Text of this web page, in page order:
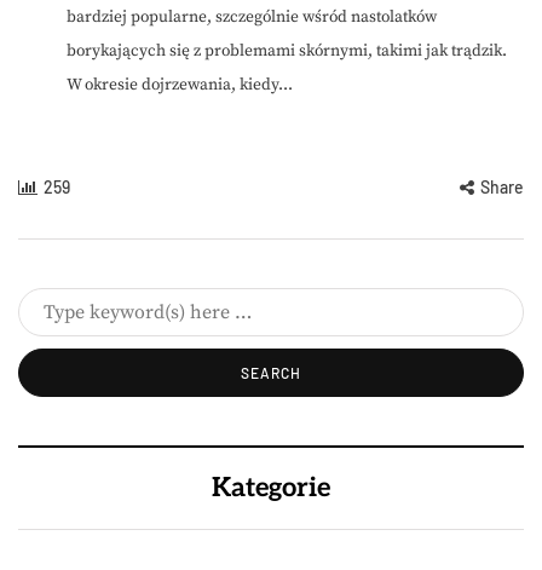
bardziej popularne, szczególnie wśród nastolatków
borykających się z problemami skórnymi, takimi jak trądzik.
W okresie dojrzewania, kiedy...
259 Share
Kategorie